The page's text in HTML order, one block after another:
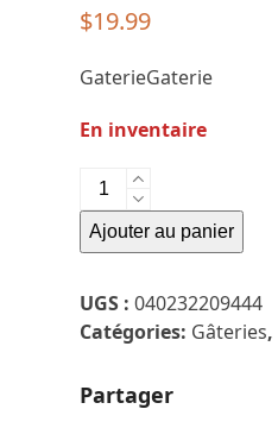
$19.99
GaterieGaterie
En inventaire
quantité
de
Faim
-
Poumon
Ajouter au panier
UGS :040232209444
Catégories: Gâteries,
Partager